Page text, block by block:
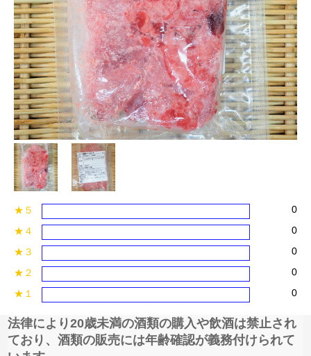
★５
0
★４
0
★３
0
★２
0
★１
0
法律により20歳未満の酒類の購入や飲酒は禁止され
ており、酒類の販売には年齢確認が義務付けられて